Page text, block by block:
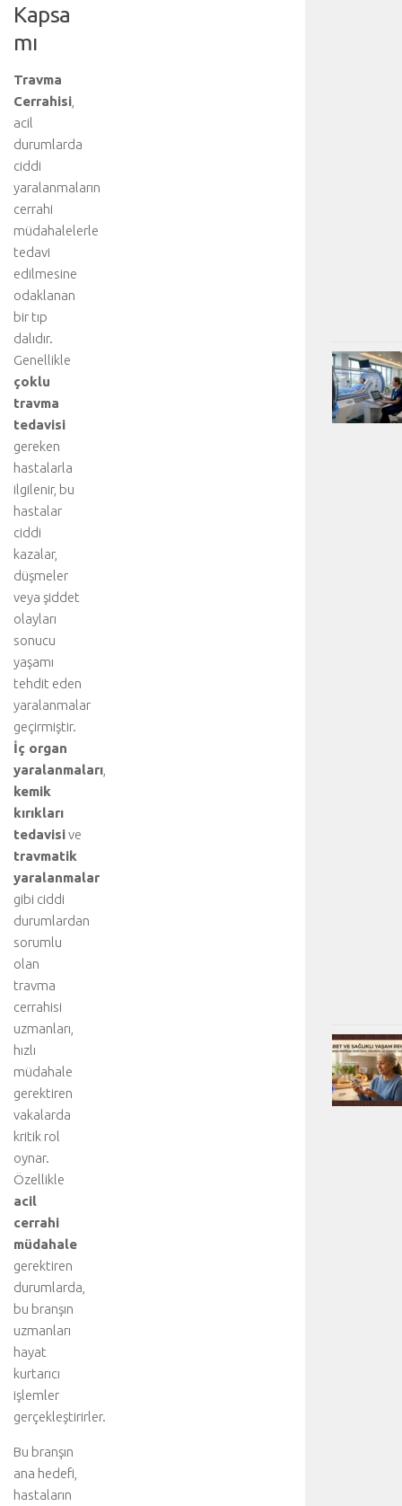
Kapsa
mı
Travma
Cerrahisi
acil
durumlarda
ciddi
yaralanmaların
cerrahi
müdahalelerle
tedavi
edilmesine
odaklanan
bir tıp
dalıdır.
Genellikle
çoklu
travma
tedavisi
gereken
hastalarla
ilgilenir, bu
hastalar
ciddi
kazalar,
düşmeler
veya şiddet
olayları
sonucu
yaşamı
tehdit eden
yaralanmalar
geçirmiştir.
İç organ
yaralanmaları
kemik
kırıkları
tedavisive
travmatik
yaralanmalar
gibi ciddi
durumlardan
sorumlu
olan
travma
cerrahisi
uzmanları,
hızlı
müdahale
gerektiren
vakalarda
kritik rol
oynar.
Özellikle
acil
cerrahi
müdahale
gerektiren
durumlarda,
bu branşın
uzmanları
hayat
kurtarıcı
işlemler
gerçekleştirirler.
Bu branşın
ana hedefi,
hastaların